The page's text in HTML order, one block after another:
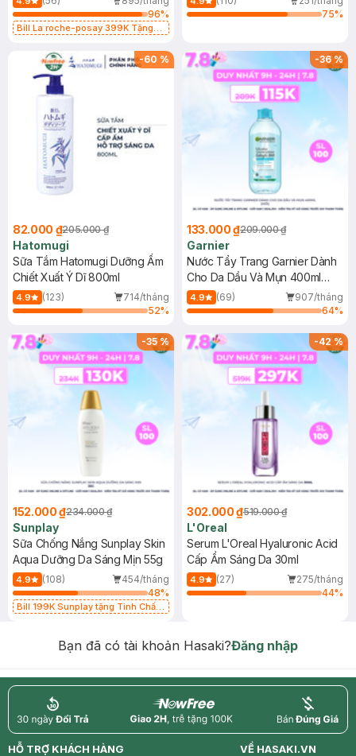
96%
Bill La roche-posay 399K Tặng
(SL có hạn)
75%
-60 %
82.000 ₫205.000 ₫
Hatomugi
Sữa Tắm Hatomugi Dưỡng Ẩm
Chiết Xuất Ý Dĩ 800ml
4.9 (123)
714/tháng
52%
-36%
133.000 ₫209.000 ₫
Garnier
Nước Tẩy Trang Garnier Dành
Cho Da Dầu Và Mụn 400ml
(Mới)
4.9 (69)
907/tháng
64%
-35%
152.000 ₫234.000 ₫
Sunplay
Sữa Chống Nắng Sunplay Skin
Aqua Dưỡng Da Sáng Mịn 55g
4.9 (108)
454/tháng
48%
Bill 199K Sunplay tặng Tinh Chất
-42%
302.000 ₫519.000 ₫
L'Oreal
Serum L'Oreal Hyaluronic Acid
Cấp Ẩm Sáng Da 30ml
4.9 (27)
275/tháng
44%
Bạn đã có tài khoản Hasaki?Đăng nhập
return nowfree price
HỖ TRỢ KHÁCH HÀNG
VỀ HASAKI.VN